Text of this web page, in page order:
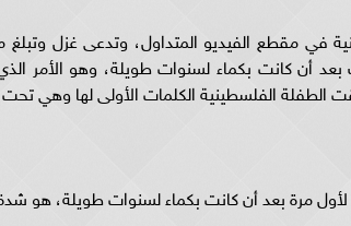
في مقطع الفيديو المتداول، وتدعى غزل
أن كانت بكماء لسنوات طويلة، وهو الأمر
الطفلة الفلسطينية الكلمات الأولى لها وهي تحت
مرة بعد أن كانت بكماء لسنوات طويلة، هو